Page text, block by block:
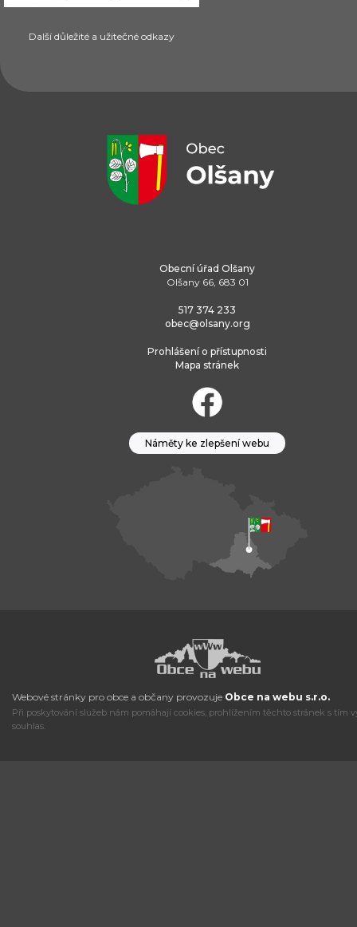
Další důležité a užitečné odkazy
Obecní úřad Olšany
Olšany 66, 683 01
517 374 233
obec@olsany.org
Prohlášení o přístupnosti
Mapa stránek
Náměty ke zlepšení webu
Webové stránky pro obce a občany provozuje Obce na webu s.r.o.
Při poskytování služeb nám pomáhají cookies, prohlížením těchto stránek s tím
souhlas.